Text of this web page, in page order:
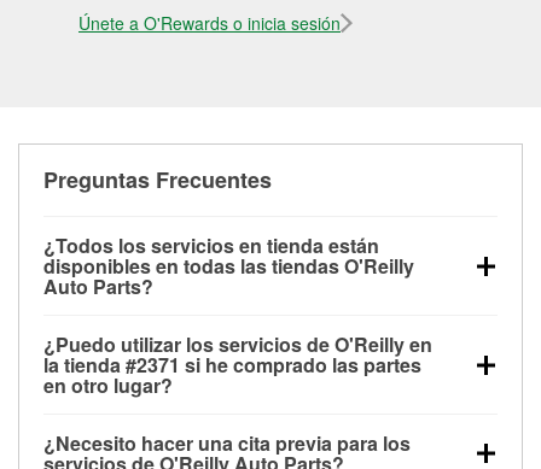
Únete a O'Rewards o inicia sesión
Preguntas Frecuentes
¿Todos los servicios en tienda están
disponibles en todas las tiendas O'Reilly
Auto Parts?
las pruebas de batería, pruebas de alternador y
motor de arranque, revisión de la luz “Check Engine”
con O'Reilly VeriScan® e instalación de
limpiaparabrisas o bombillas, están disponibles en
todas las tiendas O'Reilly Auto Parts. La tienda
¿Puedo utilizar los servicios de O'Reilly en
la tienda #2371 si he comprado las partes
en otro lugar?
de O'Reilly Auto Parts que estén disponibles en la
¿Necesito hacer una cita previa para los